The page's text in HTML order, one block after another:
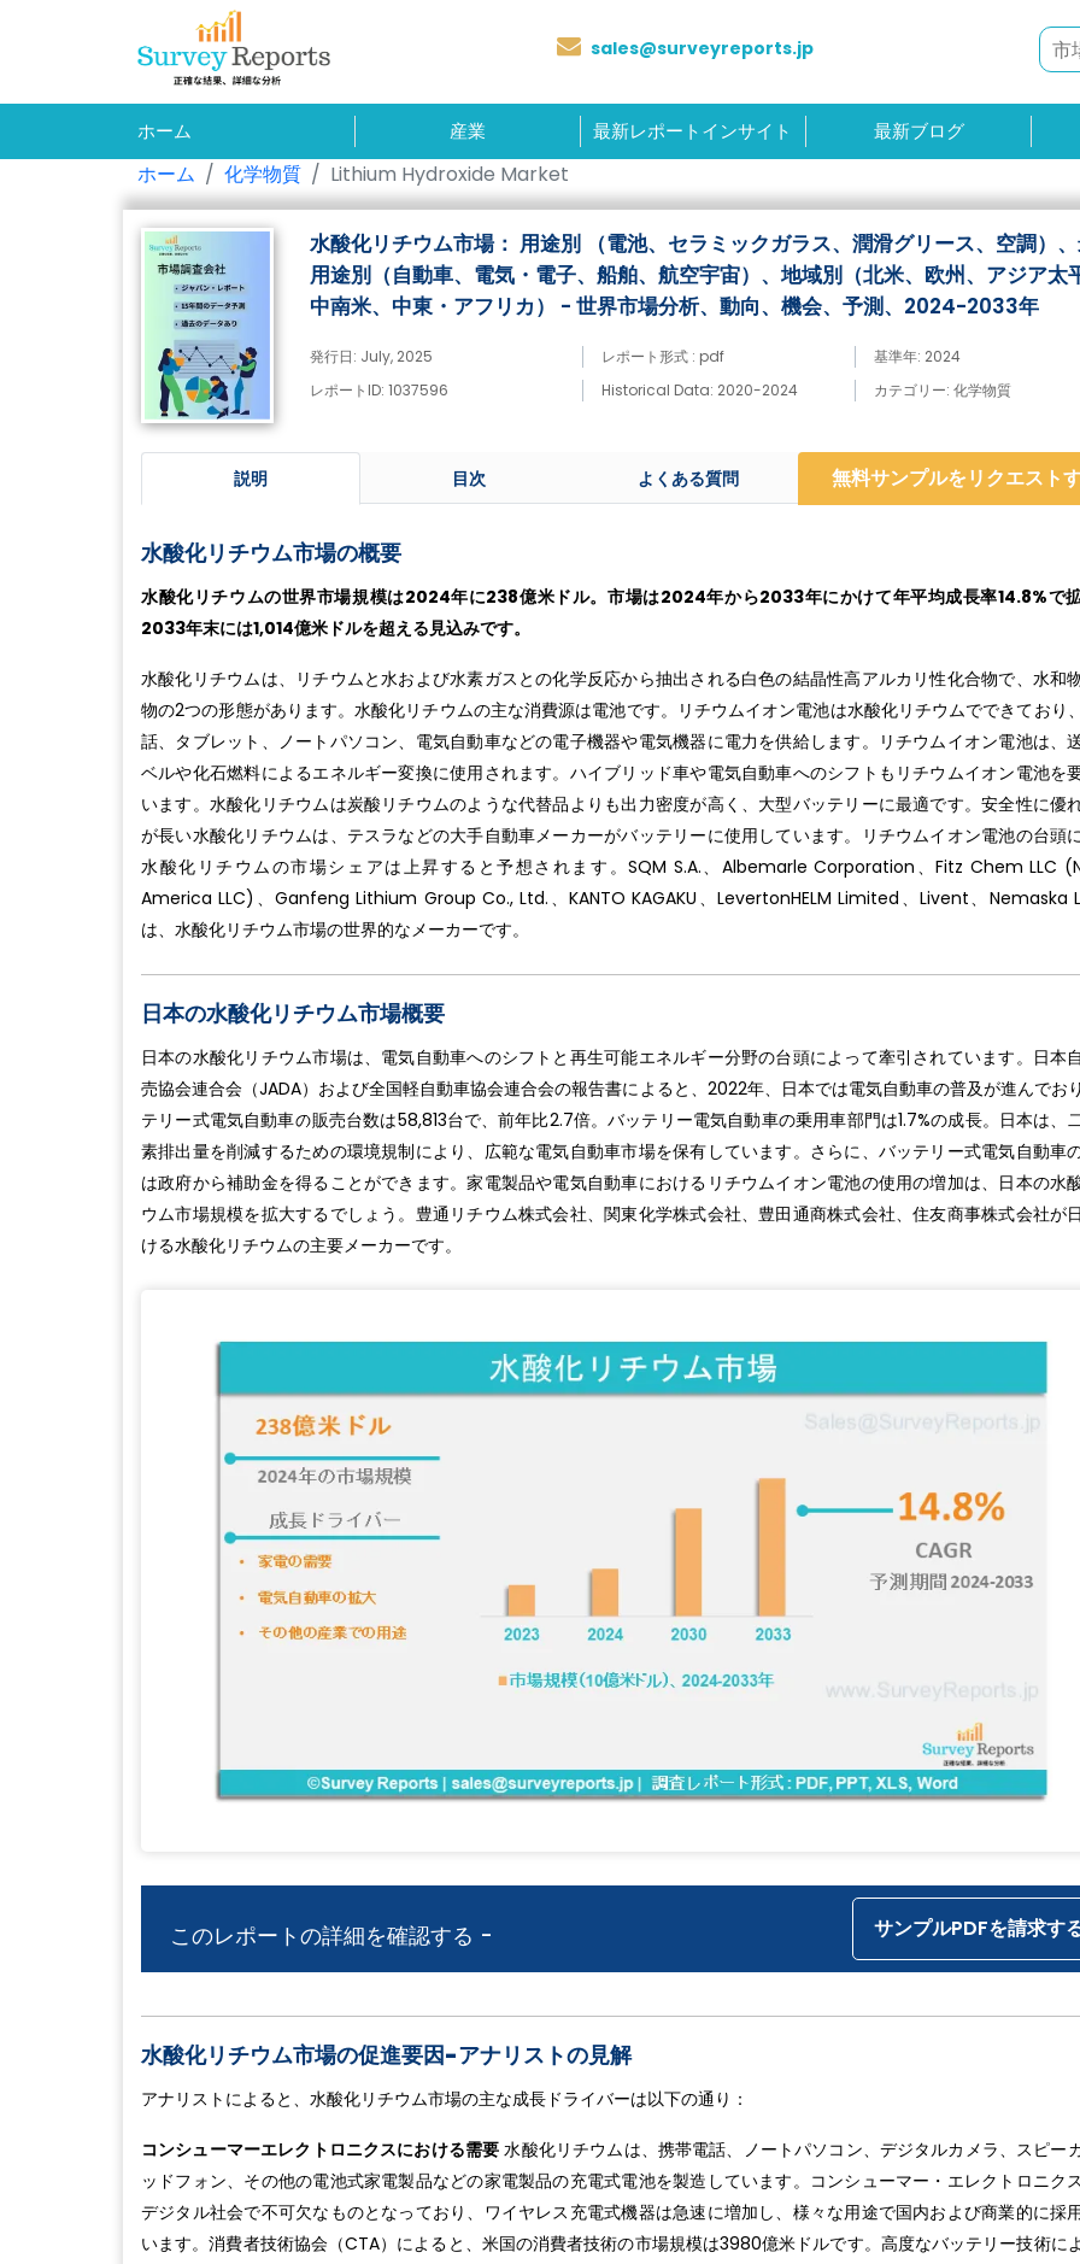
sales@surveyreports.jp
ホーム 産業 最新レポートインサイト 最新ブログ
ホーム 化学物質 Lithium Hydroxide Market
水酸化リチウム市場： 用途別 （電池、セラミックガラス、潤滑グリース、空調）
用途別（自動車、電気・電子、船舶、航空宇宙）、地域別（北米、欧州、アジア太
中南米、中東・アフリカ） - 世界市場分析、動向、機会、予測、2024-2033年
発行日: July, 2025 レポート形式 : pdf
基準年: 2024
レポートID: 1037596
Historical Data: 2020-2024 カテゴリー: 化学物質
説明 目次 よくある質問 無料サンプルをリクエスト
水酸化リチウム市場の概要
水酸化リチウムの世界市場規模は2024年に238億米ドル。市場は2024年から2033年にかけて年平均成長率14.8%で拡
2033年末には1,014億米ドルを超える見込みです。
水酸化リチウムは、リチウムと水および水素ガスとの化学反応から抽出される白色の結晶性高アルカリ性化合物で、水和
物の2つの形態があります。水酸化リチウムの主な消費源は電池です。リチウムイオン電池は水酸化リチウムでできており
話、タブレット、ノートパソコン、電気自動車などの電子機器や電気機器に電力を供給します。リチウムイオン電池は、
ベルや化石燃料によるエネルギー変換に使用されます。ハイブリッド車や電気自動車へのシフトもリチウムイオン電池を
います。水酸化リチウムは炭酸リチウムのような代替品よりも出力密度が高く、大型バッテリーに最適です。安全性に優
が長い水酸化リチウムは、テスラなどの大手自動車メーカーがバッテリーに使用しています。リチウムイオン電池の台頭に
水酸化リチウムの市場シェアは上昇すると予想されます。SQM S.A.、Albemarle Corporation、Fitz Chem LLC
America LLC)、Ganfeng Lithium Group Co., Ltd.、KANTO KAGAKU、LevertonHELM Limited、Livent、Nemaska
は、水酸化リチウム市場の世界的なメーカーです。
日本の水酸化リチウム市場概要
日本の水酸化リチウム市場は、電気自動車へのシフトと再生可能エネルギー分野の台頭によって牽引されています。日本
売協会連合会（JADA）および全国軽自動車協会連合会の報告書によると、2022年、日本では電気自動車の普及が進んでお
テリー式電気自動車の販売台数は58,813台で、前年比2.7倍。バッテリー電気自動車の乗用車部門は1.7%の成長。日本は、
素排出量を削減するための環境規制により、広範な電気自動車市場を保有しています。さらに、バッテリー式電気自動車
は政府から補助金を得ることができます。家電製品や電気自動車におけるリチウムイオン電池の使用の増加は、日本の水
ウム市場規模を拡大するでしょう。豊通リチウム株式会社、関東化学株式会社、豊田通商株式会社、住友商事株式会社が
ける水酸化リチウムの主要メーカーです。
このレポートの詳細を確認する - サンプルPDFを請求す
水酸化リチウム市場の促進要因-アナリストの見解
アナリストによると、水酸化リチウム市場の主な成長ドライバーは以下の通り：
コンシューマーエレクトロニクスにおける需要 水酸化リチウムは、携帯電話、ノートパソコン、デジタルカメラ、スピー
ッドフォン、その他の電池式家電製品などの家電製品の充電式電池を製造しています。コンシューマー・エレクトロニク
デジタル社会で不可欠なものとなっており、ワイヤレス充電式機器は急速に増加し、様々な用途で国内および商業的に採
います。消費者技術協会（CTA）によると、米国の消費者技術の市場規模は3980億米ドルです。高度なバッテリー技術に